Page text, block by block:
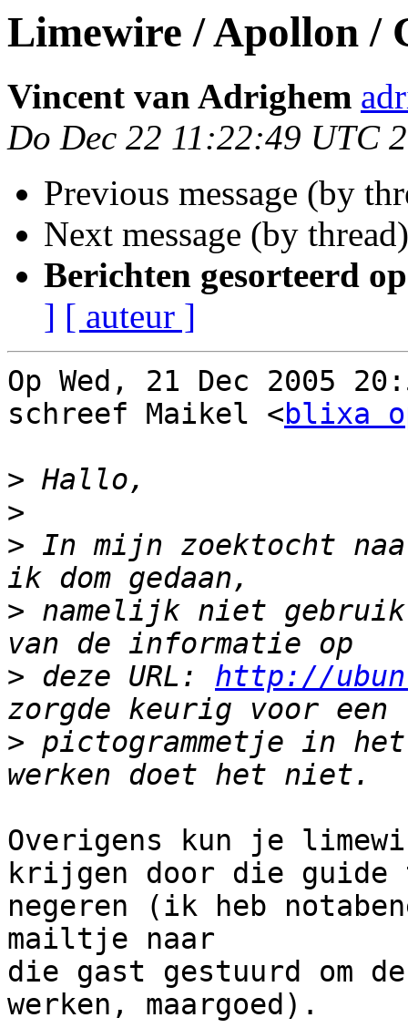
Limewire / Apollon /
Vincent van Adrighem
Do Dec 22 11:22:49 UTC
Previous message (by
Next message (by
Berichten gesorteerd
] [ auteur ]
Op Wed, 21 Dec 2005
schreef Maikel <blixa
>
>
> In mijn zoektocht
> namelijk niet gebruik
> deze URL: http://
> pictogrammetje in
Overigens kun je
krijgen door die guide
negeren (ik heb
mailtje naar
die gast gestuurd om
werken, maargoed).